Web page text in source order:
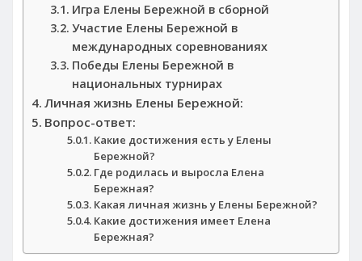
Игра Елены Бережной в сборной
Участие Елены Бережной в
международных соревнованиях
Победы Елены Бережной в
национальных турнирах
Личная жизнь Елены Бережной:
Вопрос-ответ:
Какие достижения есть у Елены
Бережной?
Где родилась и выросла Елена
Бережная?
Какая личная жизнь у Елены Бережной?
Какие достижения имеет Елена
Бережная?